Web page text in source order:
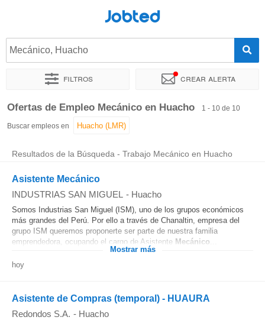
Jobted
Mecánico, Huacho
Filtros Crear alerta
Ordenar por Ubicación exacta Empresa Horas de trabajo
Ofertas de Empleo Mecánico en Huacho 1 - 10 de 10
Buscar empleos en
Resultados de la Búsqueda - Trabajo Mecánico en Huacho
Asistente Mecánico
INDUSTRIAS SAN MIGUEL - Huacho
Somos Industrias San Miguel (ISM), uno de los grupos económicos
más grandes del Perú. Por ello a través de Chanaltin, empresa del
grupo ISM queremos proponerte ser parte de nuestra familia
emprendedora, ocupando el cargo de Asistente Mecánico
Mostrar más
hoy
Asistente de Compras (temporal) - HUAURA
Redondos S.A. - Huacho